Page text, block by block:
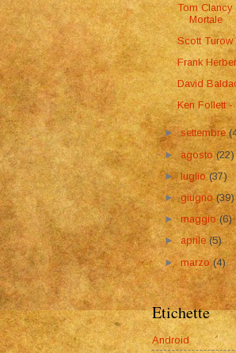
Tom Clancy
Mortale
Scott
Frank
David
Ken Follett
►settembre
►agosto(22)
►luglio(37)
►giugno(39)
►maggio(6)
►aprile(5)
►marzo(4)
Etichette
Android